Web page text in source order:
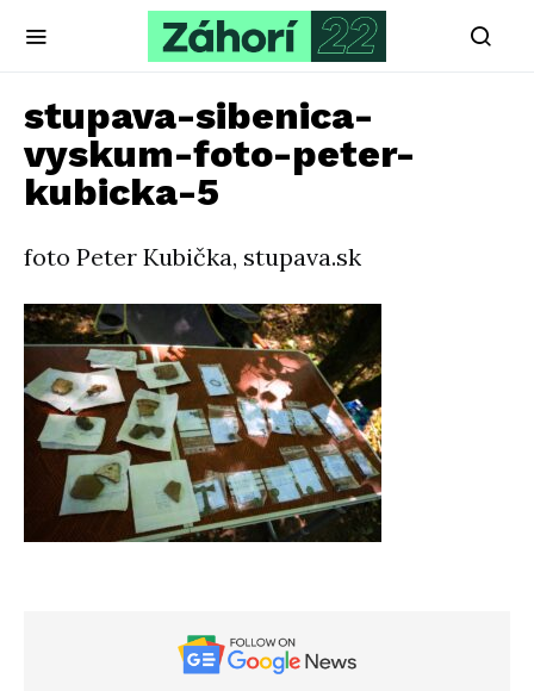
stupava-sibenica-
vyskum-foto-peter-
kubicka-5
foto Peter Kubička, stupava.sk